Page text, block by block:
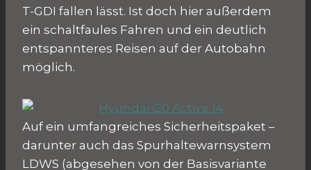
T-GDI fallen lässt. Ist doch hier außerdem
ein schaltfaules Fahren und ein deutlich
entspannteres Reisen auf der Autobahn
möglich.
Auf ein umfangreiches Sicherheitspaket –
darunter auch das Spurhaltewarnsystem
LDWS (abgesehen von der Basisvariante